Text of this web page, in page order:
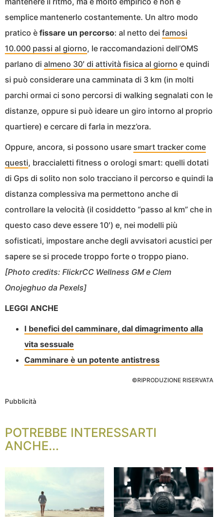
semplice mantenerlo costantemente. Un altro modo
pratico è fissare un percorso: al netto dei famosi
10.000 passi al giorno, le raccomandazioni dell’OMS
parlano di almeno 30′ di attività fisica al giorno e quindi
si può considerare una camminata di 3 km (in molti
parchi ormai ci sono percorsi di walking segnalati con le
distanze, oppure si può ideare un giro intorno al proprio
quartiere) e cercare di farla in mezz’ora.
Oppure, ancora, si possono usare smart tracker come
questi, braccialetti fitness o orologi smart: quelli dotati
di Gps di solito non solo tracciano il percorso e quindi la
distanza complessiva ma permettono anche di
controllare la velocità (il cosiddetto “passo al km” che in
questo caso deve essere 10′) e, nei modelli più
sofisticati, impostare anche degli avvisatori acustici per
sapere se si procede troppo forte o troppo piano.
[Photo credits: FlickrCC Wellness GM e Clem
Onojeghuo da Pexels]
LEGGI ANCHE
I benefici del camminare, dal dimagrimento alla
vita sessuale
Camminare è un potente antistress
©RIPRODUZIONE RISERVATA
Pubblicità
POTREBBE INTERESSARTI
ANCHE...